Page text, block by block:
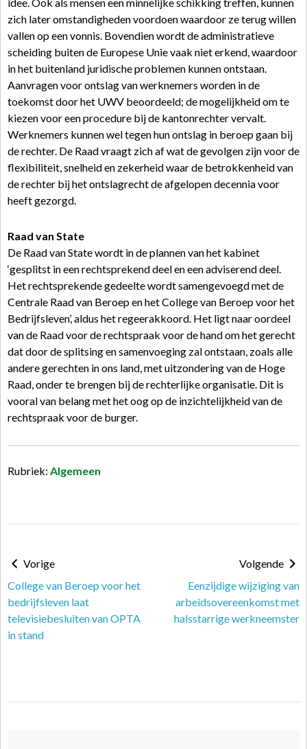
zich later omstandigheden voordoen waardoor ze terug willen
vallen op een vonnis. Bovendien wordt de administratieve
scheiding buiten de Europese Unie vaak niet erkend, waardoor
in het buitenland juridische problemen kunnen ontstaan.
Aanvragen voor ontslag van werknemers worden in de
toekomst door het UWV beoordeeld; de mogelijkheid om te
kiezen voor een procedure bij de kantonrechter vervalt.
Werknemers kunnen wel tegen hun ontslag in beroep gaan bij
de rechter. De Raad vraagt zich af wat de gevolgen zijn voor de
flexibiliteit, snelheid en zekerheid waar de betrokkenheid van
de rechter bij het ontslagrecht de afgelopen decennia voor
heeft gezorgd.
Raad van State
De Raad van State wordt in de plannen van het kabinet
‘gesplitst in een rechtsprekend deel en een adviserend deel.
Het rechtsprekende gedeelte wordt samengevoegd met de
Centrale Raad van Beroep en het College van Beroep voor het
Bedrijfsleven’, aldus het regeerakkoord. Het ligt naar oordeel
van de Raad voor de rechtspraak voor de hand om het gerecht
dat door de splitsing en samenvoeging zal ontstaan, zoals alle
andere gerechten in ons land, met uitzondering van de Hoge
Raad, onder te brengen bij de rechterlijke organisatie. Dit is
vooral van belang met het oog op de inzichtelijkheid van de
rechtspraak voor de burger.
Rubriek: Algemeen
Vorige
College van Beroep voor het
bedrijfsleven laat
televisiebesluiten van OPTA
in stand
Volgende
Eenzijdige wijziging van
arbeidsovereenkomst met
halsstarrige werkneemster